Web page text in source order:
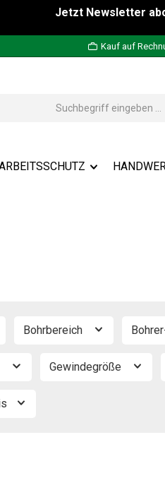
Jetzt Newsletter
Kauf auf
Bohrbereich
Gewindegröße